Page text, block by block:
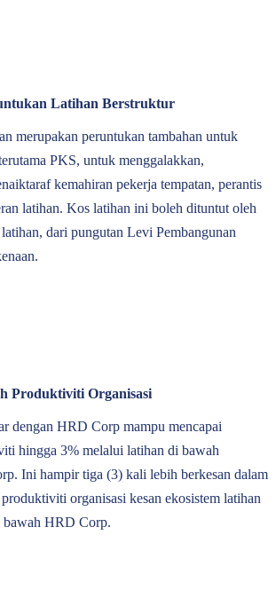
Latihan Berstruktur
merupakan peruntukan tambahan untuk
PKS, untuk menggalakkan,
kemahiran pekerja tempatan, perantis
latihan. Kos latihan ini boleh dituntut oleh
dari pungutan Levi Pembangunan
Produktiviti Organisasi
dengan HRD Corp mampu mencapai
hingga 3% melalui latihan di bawah
Ini hampir tiga (3) kali lebih berkesan dalam
organisasi kesan ekosistem latihan
bawah HRD Corp.